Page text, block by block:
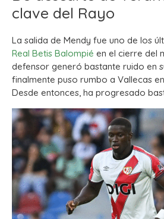
clave del Rayo
La salida de Mendy fue uno de los
Real Betis Balompié en el cierre del
defensor generó bastante ruido en
finalmente puso rumbo a Vallecas
Desde entonces, ha progresado